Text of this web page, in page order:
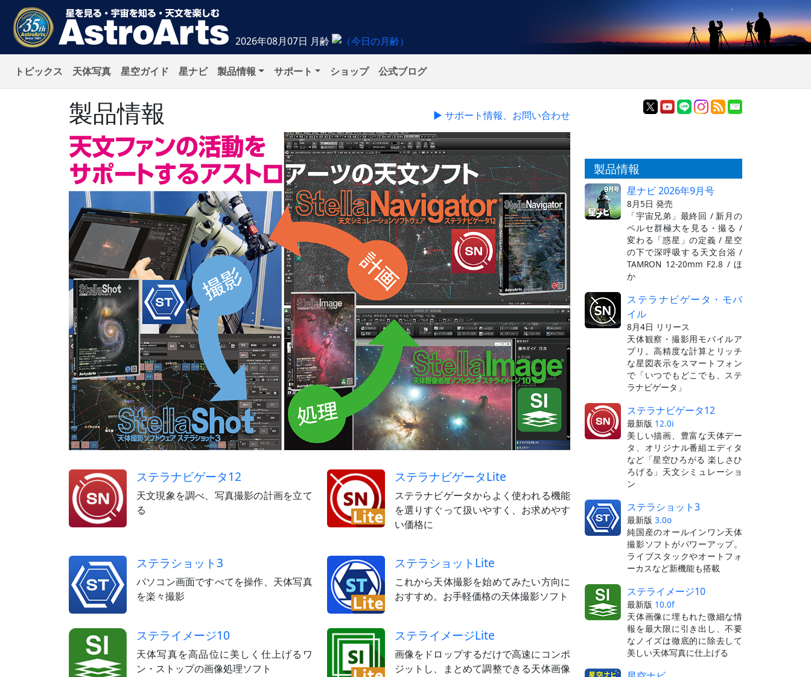
2026年08月07日 月齢
トピックス 天体写真 星空ガイド 星ナビ 製品情報 サポート ショップ 公式ブログ
製品情報 ▶ サポート情報、お問い合わせ
ステラナビゲータ12
天文現象を調べ、写真撮影の計画を立て
る
ステラナビゲータLite
ステラナビゲータからよく使われる機能
を選りすぐって扱いやすく、お求めやす
い価格に
ステラショット3
パソコン画面ですべてを操作、天体写真
を楽々撮影
ステラショットLite
これから天体撮影を始めてみたい方向に
おすすめ。お手軽価格の天体撮影ソフト
ステライメージ10
天体写真を高品位に美しく仕上げるワ
ン・ストップの画像処理ソフト
ステライメージLite
画像をドロップするだけで高速にコンポ
ジットし、まとめて調整できる天体画像
製品情報
星ナビ 2026年9月号
8月5日 発売
「宇宙兄弟」最終回 / 新月の
ペルセ群極大を見る・撮る /
変わる「惑星」の定義 / 星空
の下で深呼吸する天文台浴 /
TAMRON 12-20mm F2.8 / ほ
か
ステラナビゲータ・モバ
イル
8月4日 リリース
天体観察・撮影用モバイルア
プリ。高精度な計算とリッチ
な星図表示をスマートフォン
で「いつでもどこでも、ステ
ラナビゲータ」
ステラナビゲータ12
最新版 12.0i
美しい描画、豊富な天体デー
タ、オリジナル番組エディタ
など「星空ひろがる 楽しさひ
ろげる」天文シミュレーショ
ン
ステラショット3
最新版 3.0o
純国産のオールインワン天体
撮影ソフトがパワーアップ。
ライブスタックやオートフォ
ーカスなど新機能も搭載
ステライメージ10
最新版 10.0f
天体画像に埋もれた微細な情
報を最大限に引き出し、不要
なノイズは徹底的に除去して
美しい天体写真に仕上げる